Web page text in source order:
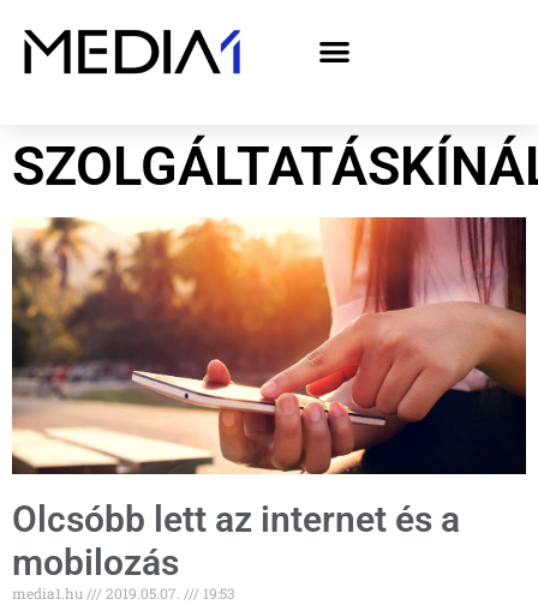
Olcsóbb lett az internet és a
mobilozás
media1.hu 2019.05.07. 19:53